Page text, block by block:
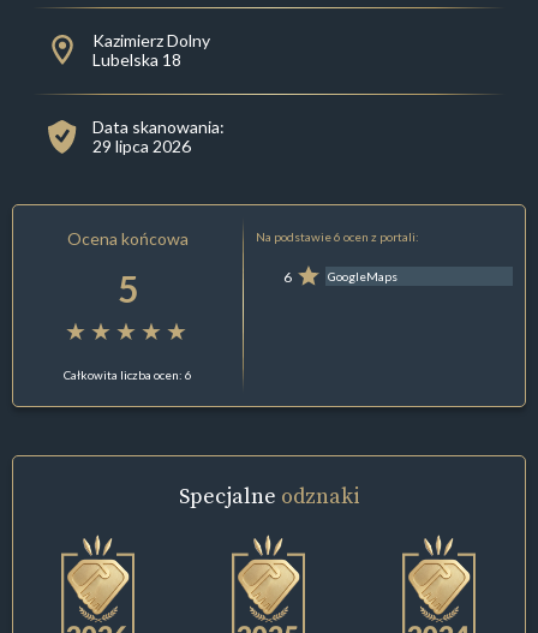
Kazimierz Dolny
Lubelska 18
Data skanowania:
29 lipca 2026
Ocena końcowa
5
Całkowita liczba ocen: 6
Na podstawie 6 ocen z portali:
6 GoogleMaps
Specjalne odznaki